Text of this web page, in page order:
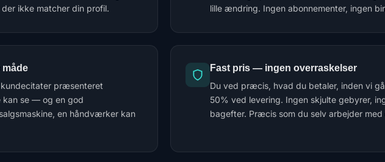
ikke matcher din profil.
lille ændring. Ingen abonnementer, ingen
måde
præsenteret
kan se — og en god
en håndværker kan
Fast pris — ingen overraskelser
Du ved præcis, hvad du betaler, inden vi
50% ved levering. Ingen skjulte gebyrer,
bagefter. Præcis som du selv arbejder med